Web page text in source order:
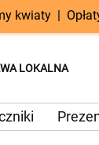
kwiaty |
LOKALNA
dnia